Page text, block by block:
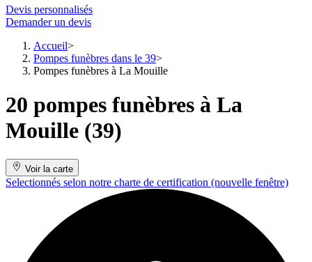
Devis personnalisés
Demander un devis
Accueil
Pompes funèbres dans le 39
Pompes funèbres à La Mouille
20 pompes funèbres à La
Mouille (39)
Voir la carte
Selectionnés selon notre charte de certification (nouvelle fenêtre)